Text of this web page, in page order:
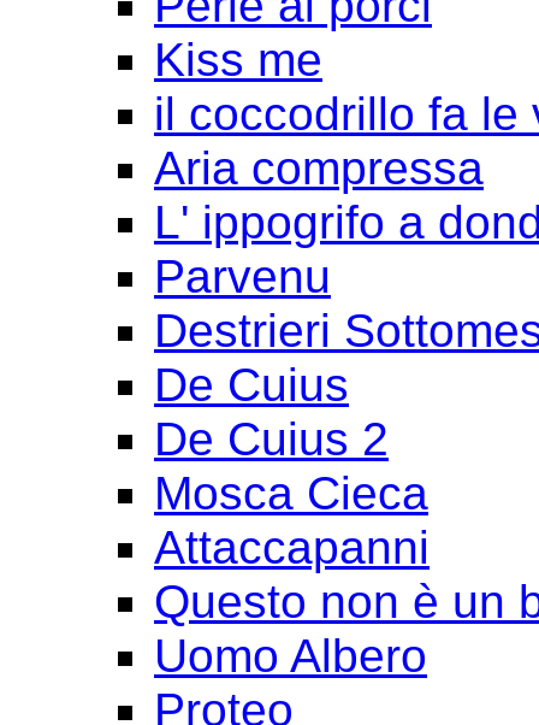
Kiss me
il coccodrillo fa le
Aria compressa
L' ippogrifo a
Parvenu
Destrieri
De Cuius
De Cuius 2
Mosca Cieca
Attaccapanni
Questo non è un
Uomo Albero
Proteo